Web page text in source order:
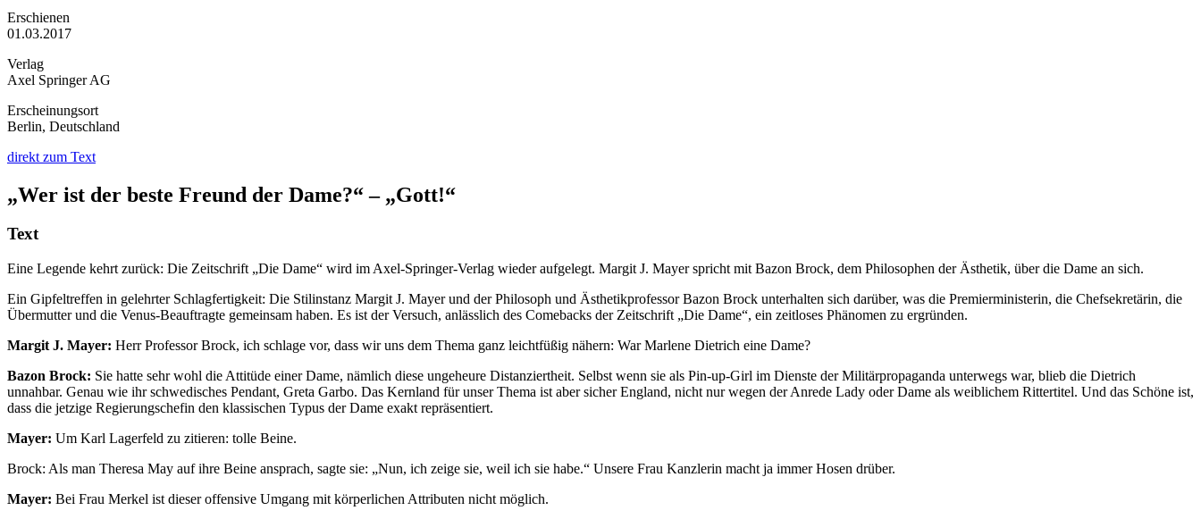
Erschienen
01.03.2017
Verlag
Axel Springer AG
Erscheinungsort
Berlin, Deutschland
direkt zum Text
„Wer ist der beste Freund der Dame?“ – „Gott!“
Text
Eine Legende kehrt zurück: Die Zeitschrift „Die Dame“ wird im Axel-Springer-Verlag wieder aufgelegt. Margit J. Mayer spricht mit Bazon Brock, dem Philosophen der Ästhetik, über die Dame an sich.
Ein Gipfeltreffen in gelehrter Schlagfertigkeit: Die Stilinstanz Margit J. Mayer und der Philosoph und Ästhetikprofessor Bazon Brock unterhalten sich darüber, was die Premierministerin, die Chefsekretärin, die
Übermutter und die Venus-Beauftragte gemeinsam haben. Es ist der Versuch, anlässlich des Comebacks der Zeitschrift „Die Dame“, ein zeitloses Phänomen zu ergründen.
Margit J. Mayer: Herr Professor Brock, ich schlage vor, dass wir uns dem Thema ganz leichtfüßig nähern: War Marlene Dietrich eine Dame?
Bazon Brock: Sie hatte sehr wohl die Attitüde einer Dame, nämlich diese ungeheure Distanziertheit. Selbst wenn sie als Pin-up-Girl im Dienste der Militärpropaganda unterwegs war, blieb die Dietrich
unnahbar. Genau wie ihr schwedisches Pendant, Greta Garbo. Das Kernland für unser Thema ist aber sicher England, nicht nur wegen der Anrede Lady oder Dame als weiblichem Rittertitel. Und das Schöne ist,
dass die jetzige Regierungschefin den klassischen Typus der Dame exakt repräsentiert.
Mayer: Um Karl Lagerfeld zu zitieren: tolle Beine.
Brock: Als man Theresa May auf ihre Beine ansprach, sagte sie: „Nun, ich zeige sie, weil ich sie habe.“ Unsere Frau Kanzlerin macht ja immer Hosen drüber.
Mayer: Bei Frau Merkel ist dieser offensive Umgang mit körperlichen Attributen nicht möglich.